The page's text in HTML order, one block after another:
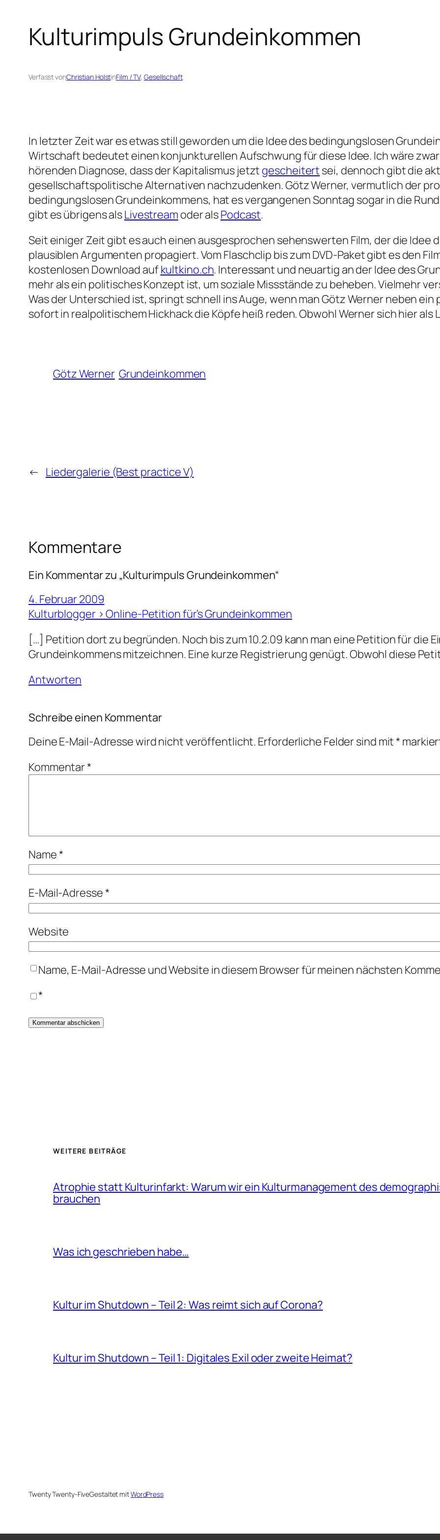
Kulturimpuls Grundeinkommen
Verfasst vonChristian HolstinFilm / TV, Gesellschaft
In letzter Zeit war es etwas still geworden um die Idee des bedingungslosen
Wirtschaft bedeutet einen konjunkturellen Aufschwung für diese Idee. Ich wäre
hörenden Diagnose, dass der Kapitalismus jetzt gescheitert sei, dennoch gibt die
gesellschaftspolitische Alternativen nachzudenken. Götz Werner, vermutlich der
bedingungslosen Grundeinkommens, hat es vergangenen Sonntag sogar in die
gibt es übrigens alsLivestream oder alsPodcast.
Seit einiger Zeit gibt es auch einen ausgesprochen sehenswerten Film, der die Idee
plausiblen Argumenten propagiert. Vom Flaschclip bis zum DVD-Paket gibt es den
kostenlosen Download aufkultkino.ch. Interessant und neuartig an der Idee des
mehr als ein politisches Konzept ist, um soziale Missstände zu beheben. Vielmehr
Was der Unterschied ist, springt schnell ins Auge, wenn man Götz Werner neben
sofort in realpolitischem Hickhack die Köpfe heiß reden. Obwohl Werner sich hier
Götz Werner Grundeinkommen
← Liedergalerie (Best practice V)
Kommentare
Ein Kommentar zu „Kulturimpuls Grundeinkommen“
4. Februar 2009
Kulturblogger › Online-Petition für’s Grundeinkommen
[…] Petition dort zu begründen. Noch bis zum 10.2.09 kann man eine Petition für die
Grundeinkommens mitzeichnen. Eine kurze Registrierung genügt. Obwohl diese
Antworten
Schreibe einen Kommentar
Deine E-Mail-Adresse wird nicht veröffentlicht. Erforderliche Felder sind mit*
Kommentar*
Name*
E-Mail-Adresse*
Website
Name, E-Mail-Adresse und Website in diesem Browser für meinen nächsten
*
WEITERE BEITRÄGE
Atrophie statt Kulturinfarkt: Warum wir ein Kulturmanagement des
brauchen
Was ich geschrieben habe…
Kultur im Shutdown – Teil 2: Was reimt sich auf Corona?
Kultur im Shutdown – Teil 1: Digitales Exil oder zweite Heimat?
Twenty Twenty-FiveGestaltet mitWordPress